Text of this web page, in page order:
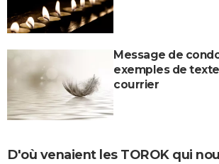
Message de
exemples de
courrier
D'où venaient les TOROK qui